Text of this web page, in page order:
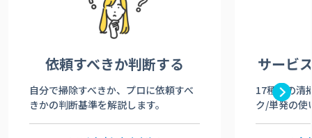
依頼すべきか判断する
自分で掃除すべきか、プロに依頼すべ
きかの判断基準を解説します。
サービ
17種類の清
ク/単発の使